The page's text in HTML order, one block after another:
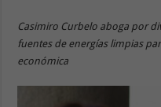
Casimiro Curbelo aboga por
fuentes de energías limpias
económica